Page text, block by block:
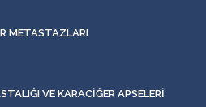
METASTAZLARI
VE KARACIĞER APSELERI